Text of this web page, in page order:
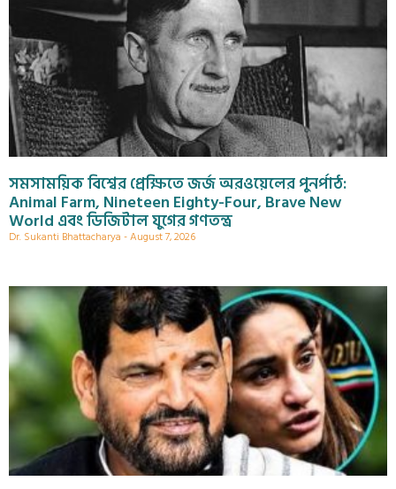
সমসাময়িক বিশ্বের প্রেক্ষিতে জর্জ অরওয়েলের পুনর্পাঠ:
Animal Farm, Nineteen Eighty-Four, Brave New
World এবং ডিজিটাল যুগের গণতন্ত্র
Dr. Sukanti Bhattacharya August 7, 2026